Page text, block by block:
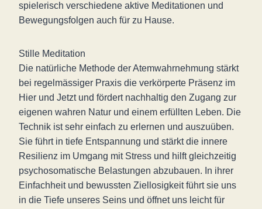
spielerisch verschiedene aktive Meditationen und
Bewegungsfolgen auch für zu Hause.
Stille Meditation
Die natürliche Methode der Atemwahrnehmung stärkt
bei regelmässiger Praxis die verkörperte Präsenz im
Hier und Jetzt und fördert nachhaltig den Zugang zur
eigenen wahren Natur und einem erfüllten Leben. Die
Technik ist sehr einfach zu erlernen und auszuüben.
Sie führt in tiefe Entspannung und stärkt die innere
Resilienz im Umgang mit Stress und hilft gleichzeitig
psychosomatische Belastungen abzubauen. In ihrer
Einfachheit und bewussten Ziellosigkeit führt sie uns
in die Tiefe unseres Seins und öffnet uns leicht für